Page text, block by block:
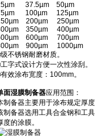
37.5µm 50µm
100µm 125µm
200µm 250µm
350µm 400µm
600µm 700µm
900µm 1000µm
不锈钢耐磨材质。
字式设计方便一次性涂刮。
效涂布宽度：100mm。
面湿膜制备器应用范围：
制备器主要用于涂布规定厚
制备器选用工具合金钢和工
度的涂膜。